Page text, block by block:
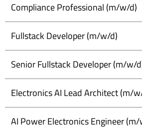
Compliance Professional (m/w/d)
Fullstack Developer (m/w/d)
Senior Fullstack Developer (m/w/
Electronics AI Lead Architect (m/
AI Power Electronics Engineer